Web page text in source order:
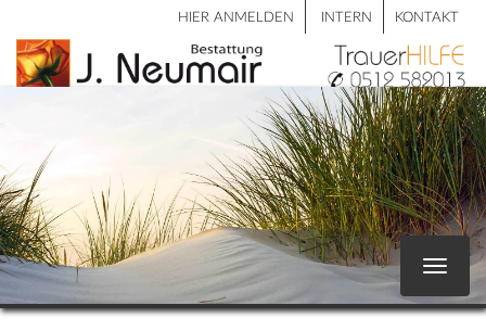
HIER ANMELDEN INTERN KONTAKT
Toggle